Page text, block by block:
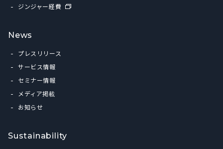
ジンジャー経費
News
プレスリリース
サービス情報
セミナー情報
メディア掲載
お知らせ
Sustainability